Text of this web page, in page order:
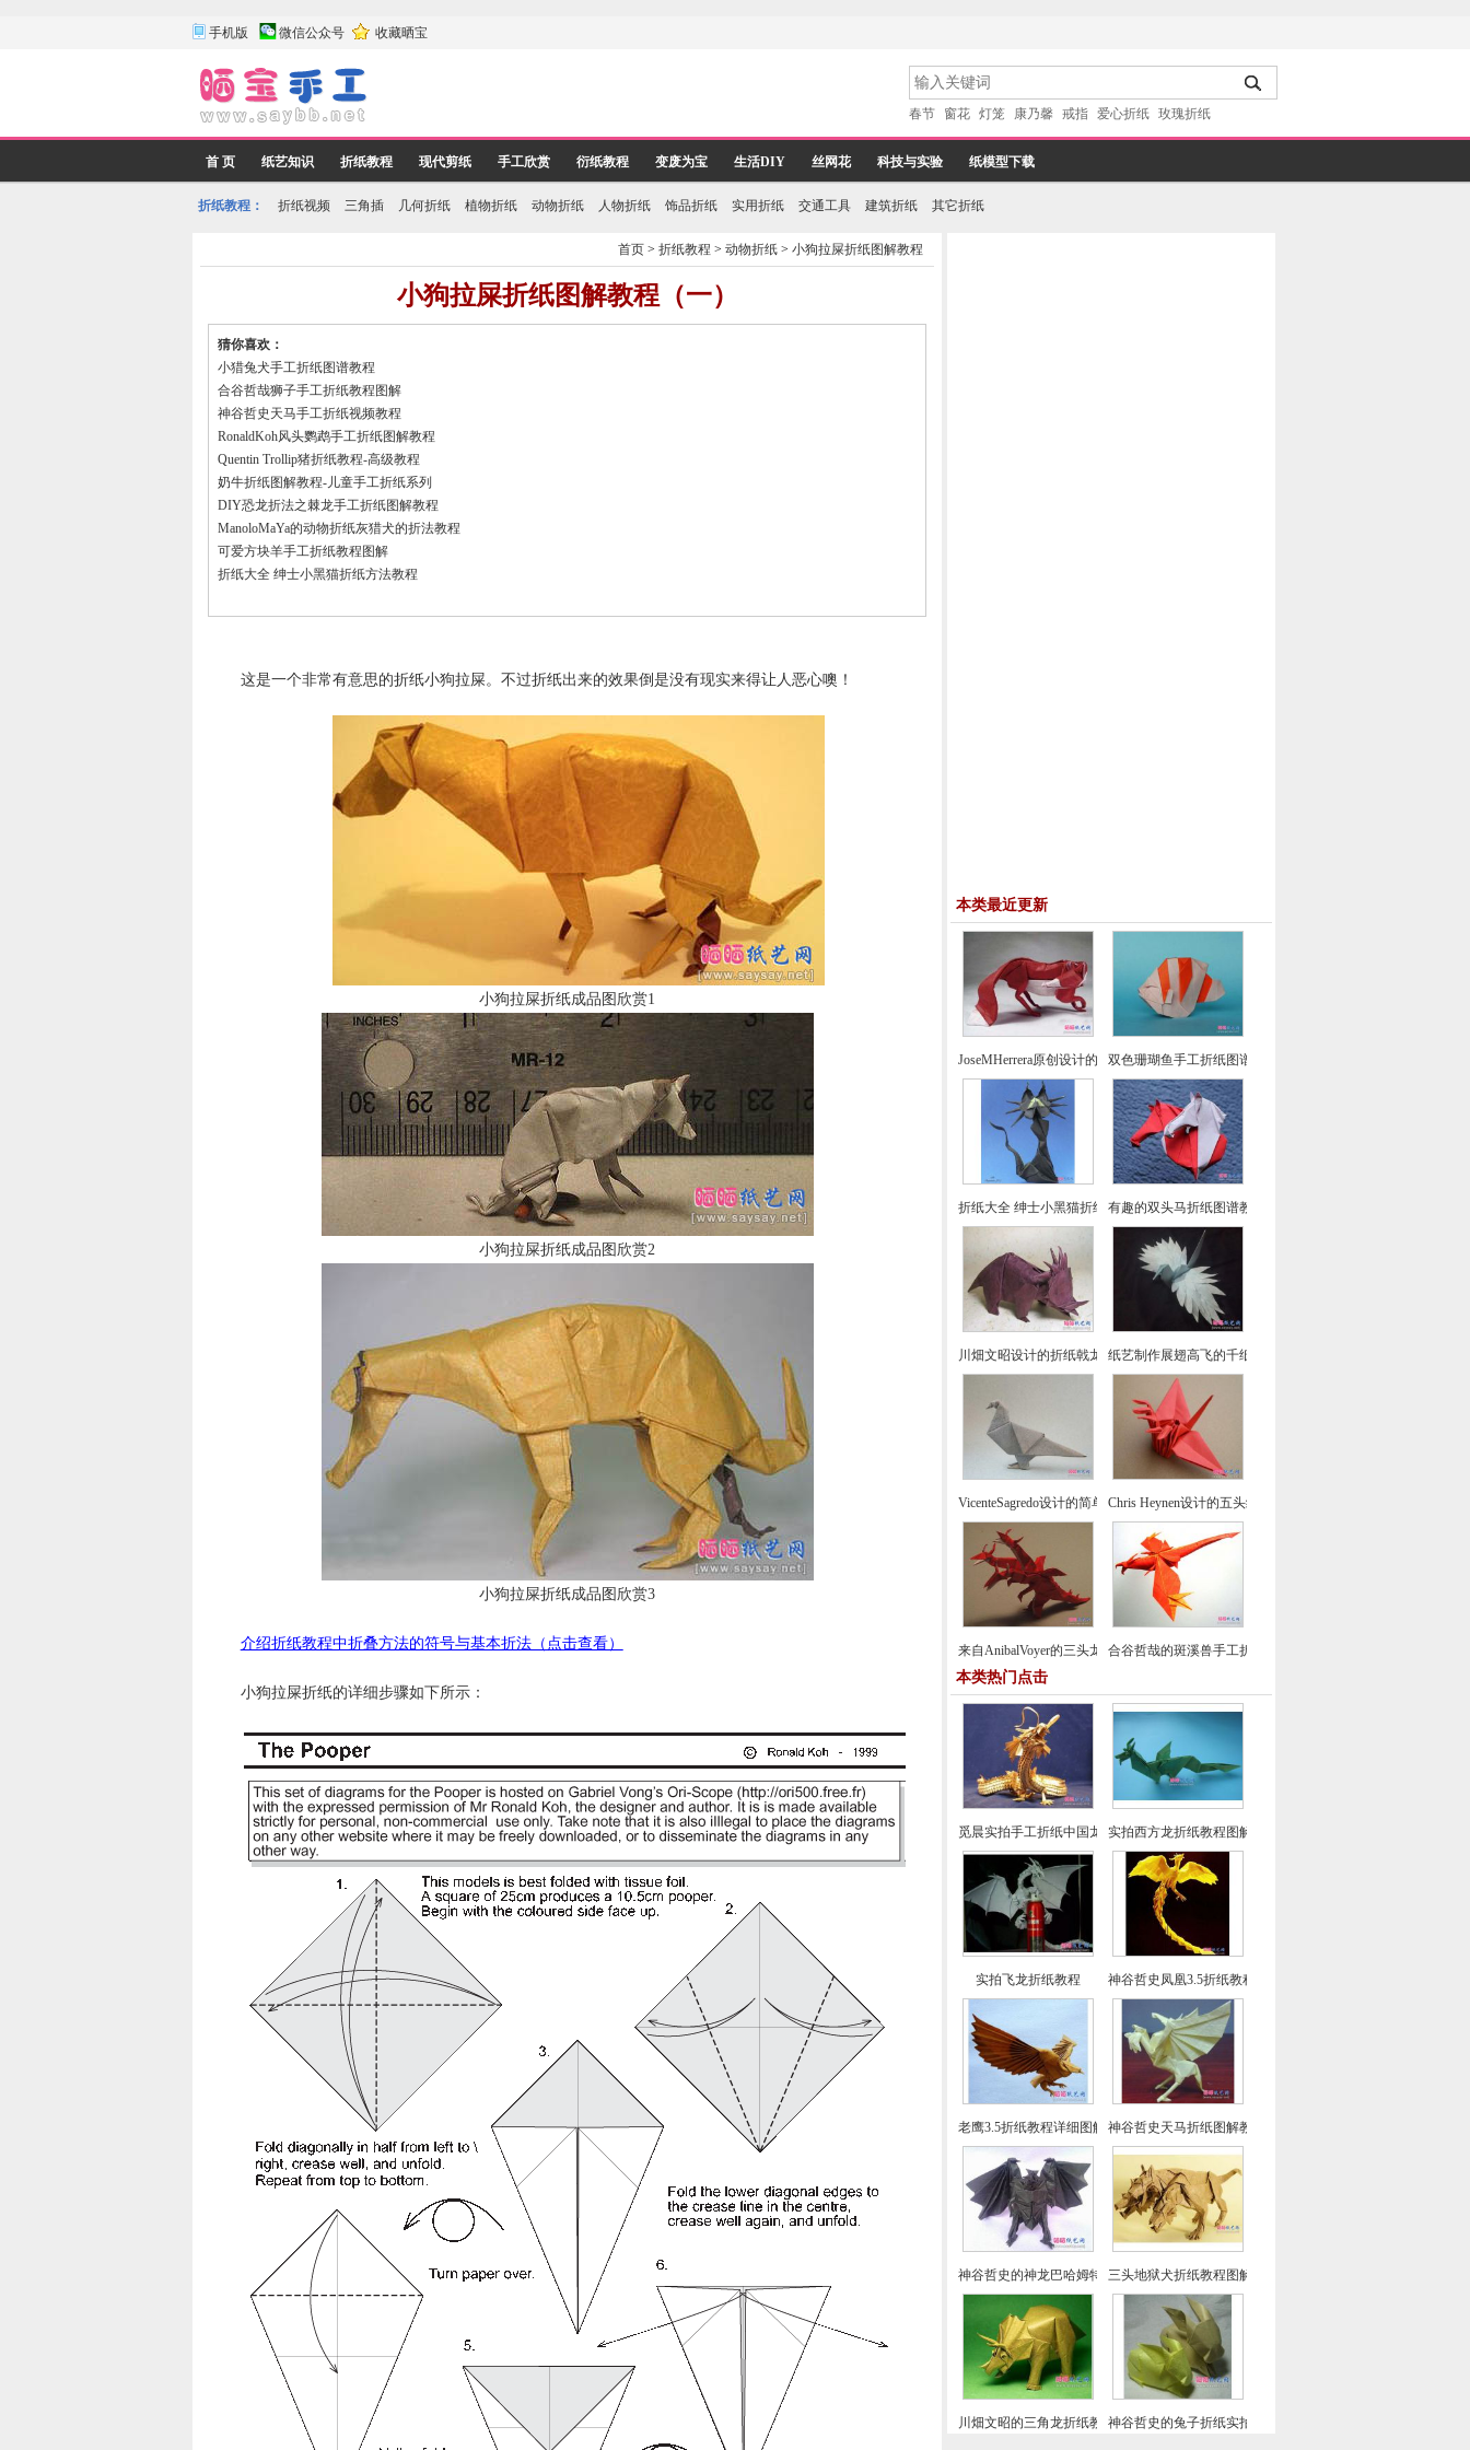
手机版 微信公众号 收藏晒宝
春节 窗花 灯笼 康乃馨 戒指 爱心折纸 玫瑰折纸
首 页 纸艺知识 折纸教程 现代剪纸 手工欣赏 衍纸教程 变废为宝 生活DIY 丝网花 科技与实验 纸模型下载
折纸教程： 折纸视频 三角插 几何折纸 植物折纸 动物折纸 人物折纸 饰品折纸 实用折纸 交通工具 建筑折纸 其它折纸
首页 >折纸教程 >动物折纸 >小狗拉屎折纸图解教程
小狗拉屎折纸图解教程（一）
猜你喜欢：
小猎兔犬手工折纸图谱教程
合谷哲哉狮子手工折纸教程图解
神谷哲史天马手工折纸视频教程
RonaldKoh风头鹦鹉手工折纸图解教程
Quentin Trollip猪折纸教程-高级教程
奶牛折纸图解教程-儿童手工折纸系列
DIY恐龙折法之棘龙手工折纸图解教程
ManoloMaYa的动物折纸灰猎犬的折法教程
可爱方块羊手工折纸教程图解
折纸大全 绅士小黑猫折纸方法教程
这是一个非常有意思的折纸小狗拉屎。不过折纸出来的效果倒是没有现实来得让人恶心噢！
小狗拉屎折纸成品图欣赏1
小狗拉屎折纸成品图欣赏2
小狗拉屎折纸成品图欣赏3
介绍折纸教程中折叠方法的符号与基本折法（点击查看）
小狗拉屎折纸的详细步骤如下所示：
本类最近更新
JoseMHerrera原创设计的回头望小狐狸折纸
双色珊瑚鱼手工折纸图谱教程
折纸大全 绅士小黑猫折纸方法教程有趣的双头马折纸图谱教程
川畑文昭设计的折纸戟龙图谱教程纸艺制作展翅高飞的千纸鹤折纸图文教程
VicenteSagredo设计的简单鸽子折纸教程Chris Heynen设计的五头纸鹤折纸图谱教程
来自AnibalVoyer的三头龙折纸图谱教程合谷哲哉的斑溪兽手工折纸教程
本类热门点击
觅晨实拍手工折纸中国龙组合纸艺制作教程
实拍西方龙折纸教程图解-飞龙折纸
实拍飞龙折纸教程 神谷哲史凤凰3.5折纸教程-高级教程
老鹰3.5折纸教程详细图解-高级教程神谷哲史天马折纸图解教程
神谷哲史的神龙巴哈姆特折纸教程三头地狱犬折纸教程图解-神谷哲史折纸之
川畑文昭的三角龙折纸教程图解神谷哲史的兔子折纸实拍教程(超详细)